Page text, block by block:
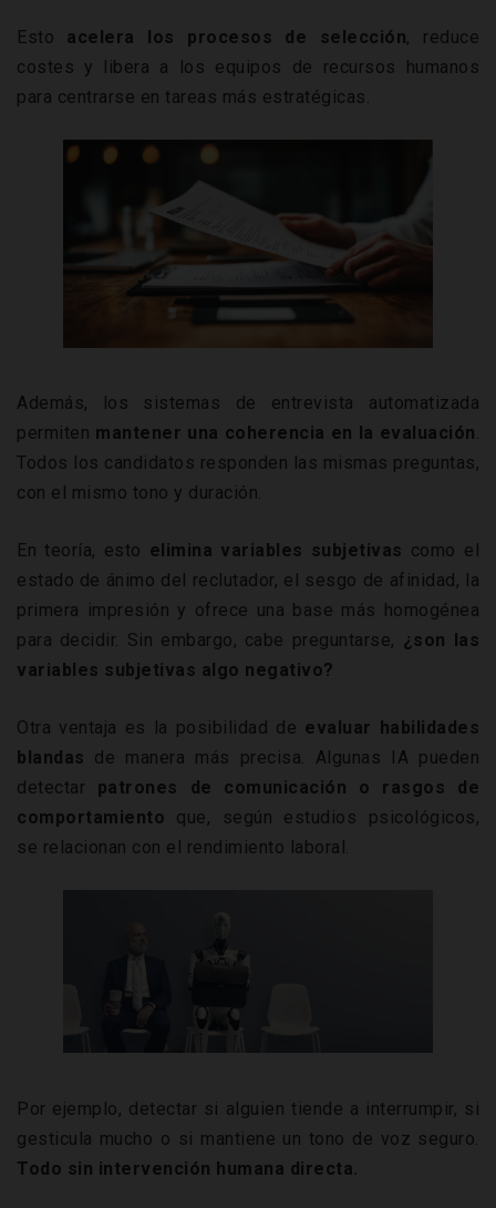
Esto acelera los procesos de selección, reduce
costes y libera a los equipos de recursos humanos
para centrarse en tareas más estratégicas.
Además, los sistemas de entrevista automatizada
permiten mantener una coherencia en la evaluación.
Todos los candidatos responden las mismas preguntas,
con el mismo tono y duración.
En teoría, esto elimina variables subjetivas como el
estado de ánimo del reclutador, el sesgo de afinidad, la
primera impresión y ofrece una base más homogénea
para decidir. Sin embargo, cabe preguntarse, ¿son las
variables subjetivas algo negativo?
Otra ventaja es la posibilidad de evaluar habilidades
blandas de manera más precisa. Algunas IA pueden
detectar patrones de comunicación o rasgos de
comportamiento que, según estudios psicológicos,
se relacionan con el rendimiento laboral.
Por ejemplo, detectar si alguien tiende a interrumpir, si
gesticula mucho o si mantiene un tono de voz seguro.
Todo sin intervención humana directa.